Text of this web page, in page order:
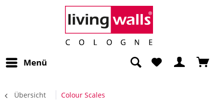
Menü
Übersicht Colour Scales